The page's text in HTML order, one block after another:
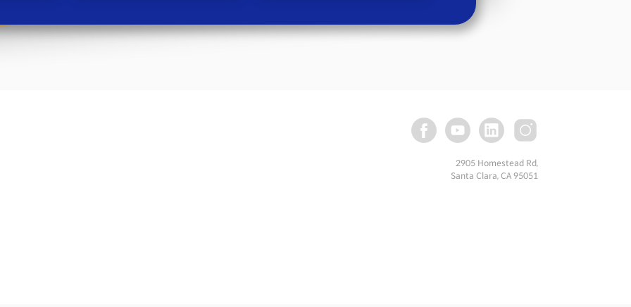
2905 Homestead Rd,
Santa Clara, CA 95051